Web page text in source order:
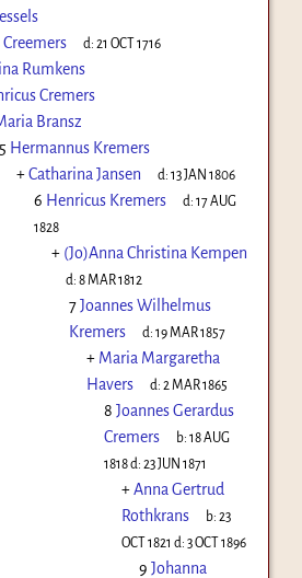
d:21 OCT 1716
Rumkens
Cremers
Bransz
5 Hermannus Kremers
+Catharina Jansen d:13 JAN 1806
6 Henricus Kremers d:17 AUG
1828
+ (Jo)Anna Christina Kempen
d:8 MAR 1812
7Joannes Wilhelmus
Kremers
d:19 MAR 1857
+ Maria Margaretha
Havers
d:2 MAR 1865
8 Joannes Gerardus
Cremers
b:18 AUG
1818d: 23 JUN 1871
+Anna Gertrud
Rothkrans
b:23
OCT 1821 d: 3 OCT 1896
9 Johanna